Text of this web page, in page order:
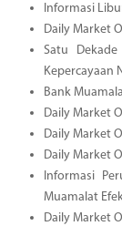
Informasi
Daily Market
Satu
Kepercayaan
Bank
Daily Market
Daily Market
Daily Market
Informasi
Muamalat
Daily Market